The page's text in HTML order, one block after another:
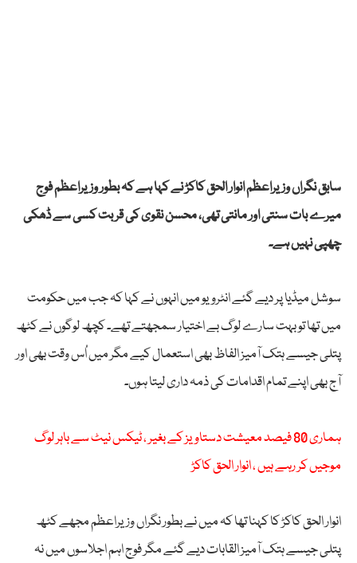
سابق نگراں وزیراعظم انوار الحق کاکڑ نے کہا ہے کہ بطور وزیراعظم فوج
میرے بات سنتی اور مانتی تھی، محسن نقوی کی قربت کسی سے ڈھکی
چھپی نہیں ہے۔
سوشل میڈیا پر دیے گئے انٹرویو میں انہوں نے کہا کہ جب میں حکومت
میں تھا تو بہت سارے لوگ بے اختیار سمجھتے تھے۔ کچھ لوگوں نے کٹھ
پتلی جیسے ہتک آمیز الفاظ بھی استعمال کیے مگر میں اُس وقت بھی اور
آج بھی اپنے تمام اقدامات کی ذمہ داری لیتا ہوں۔
ہماری 80 فیصد معیشت دستاویز کے بغیر ، ٹیکس نیٹ سے باہر لوگ
موجیں کر رہے ہیں ، انوار الحق کاکڑ
انوار الحق کاکڑ کا کہنا تھا کہ میں نے بطور نگراں وزیراعظم مجھے کٹھ
پتلی جیسے ہتک آمیز القابات دیے گئے مگر فوج اہم اجلاسوں میں نہ